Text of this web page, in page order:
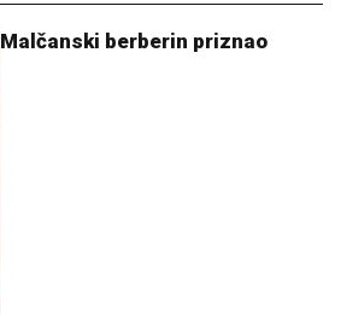
Malčanski berberin priznao